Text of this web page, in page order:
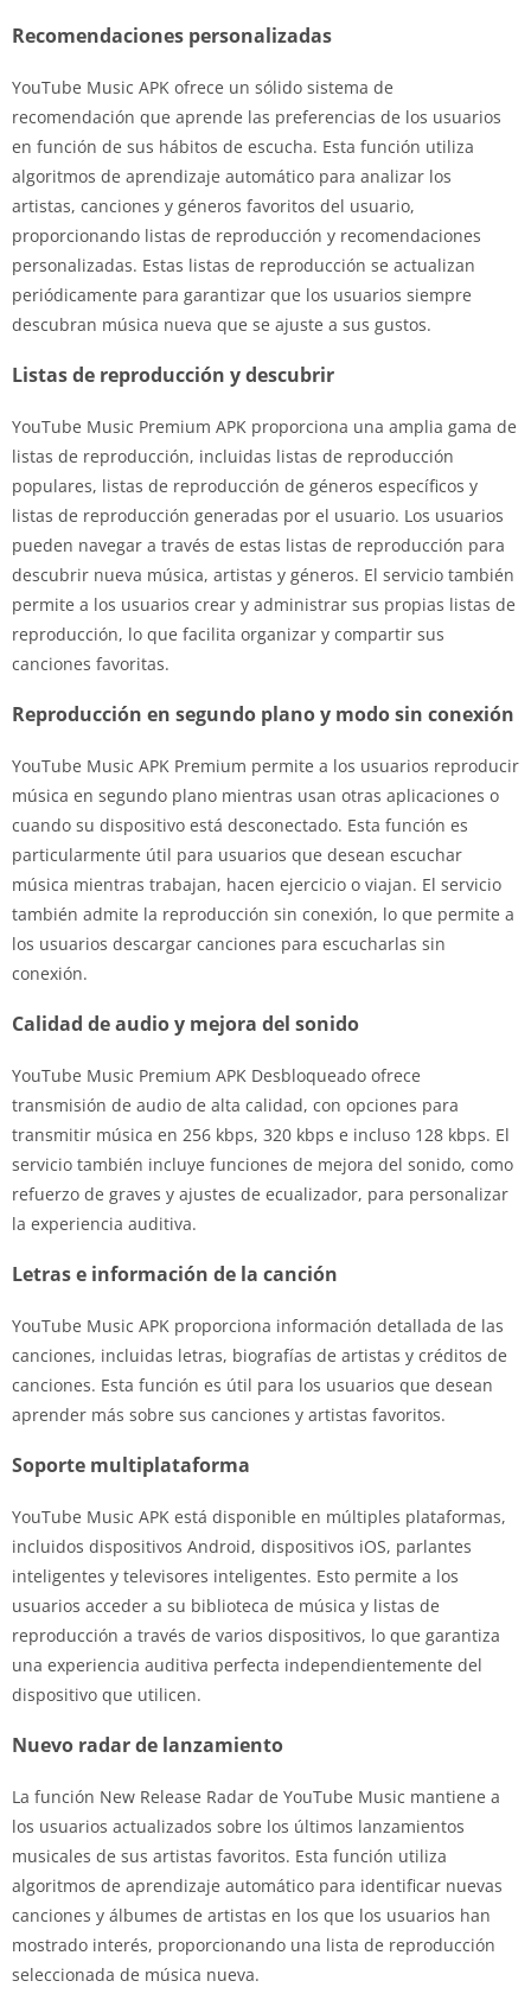
Recomendaciones personalizadas
YouTube Music APK ofrece un sólido sistema de
recomendación que aprende las preferencias de los usuarios
en función de sus hábitos de escucha. Esta función utiliza
algoritmos de aprendizaje automático para analizar los
artistas, canciones y géneros favoritos del usuario,
proporcionando listas de reproducción y recomendaciones
personalizadas. Estas listas de reproducción se actualizan
periódicamente para garantizar que los usuarios siempre
descubran música nueva que se ajuste a sus gustos.
Listas de reproducción y descubrir
YouTube Music Premium APK proporciona una amplia gama de
listas de reproducción, incluidas listas de reproducción
populares, listas de reproducción de géneros específicos y
listas de reproducción generadas por el usuario. Los usuarios
pueden navegar a través de estas listas de reproducción para
descubrir nueva música, artistas y géneros. El servicio también
permite a los usuarios crear y administrar sus propias listas de
reproducción, lo que facilita organizar y compartir sus
canciones favoritas.
Reproducción en segundo plano y modo sin conexión
YouTube Music APK Premium permite a los usuarios reproducir
música en segundo plano mientras usan otras aplicaciones o
cuando su dispositivo está desconectado. Esta función es
particularmente útil para usuarios que desean escuchar
música mientras trabajan, hacen ejercicio o viajan. El servicio
también admite la reproducción sin conexión, lo que permite a
los usuarios descargar canciones para escucharlas sin
conexión.
Calidad de audio y mejora del sonido
YouTube Music Premium APK Desbloqueado ofrece
transmisión de audio de alta calidad, con opciones para
transmitir música en 256 kbps, 320 kbps e incluso 128 kbps. El
servicio también incluye funciones de mejora del sonido, como
refuerzo de graves y ajustes de ecualizador, para personalizar
la experiencia auditiva.
Letras e información de la canción
YouTube Music APK proporciona información detallada de las
canciones, incluidas letras, biografías de artistas y créditos de
canciones. Esta función es útil para los usuarios que desean
aprender más sobre sus canciones y artistas favoritos.
Soporte multiplataforma
YouTube Music APK está disponible en múltiples plataformas,
incluidos dispositivos Android, dispositivos iOS, parlantes
inteligentes y televisores inteligentes. Esto permite a los
usuarios acceder a su biblioteca de música y listas de
reproducción a través de varios dispositivos, lo que garantiza
una experiencia auditiva perfecta independientemente del
dispositivo que utilicen.
Nuevo radar de lanzamiento
La función New Release Radar de YouTube Music mantiene a
los usuarios actualizados sobre los últimos lanzamientos
musicales de sus artistas favoritos. Esta función utiliza
algoritmos de aprendizaje automático para identificar nuevas
canciones y álbumes de artistas en los que los usuarios han
mostrado interés, proporcionando una lista de reproducción
seleccionada de música nueva.